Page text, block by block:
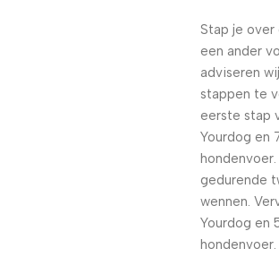
Stap je over
een ander
adviseren
stappen te
eerste stap
Yourdog en
gedurende
wennen.
Yourdog en